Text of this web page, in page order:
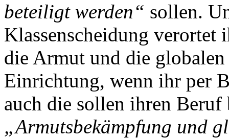
beteiligt werden“ sollen.
Klassenscheidung verortet
die Armut und die
Einrichtung, wenn ihr per
auch die sollen ihren
„Armutsbekämpfung und